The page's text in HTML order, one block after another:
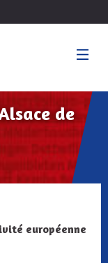
de
européenne